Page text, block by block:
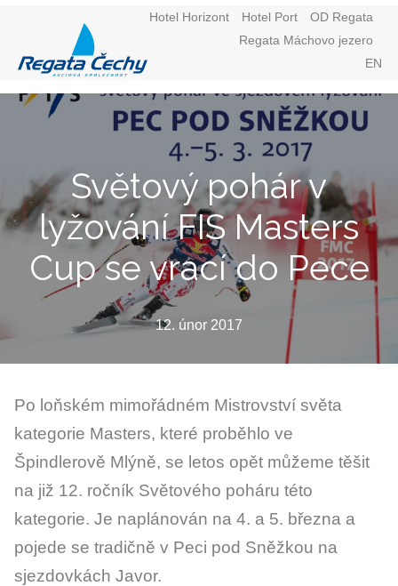
Hotel Horizont Hotel Port
OD Regata
Regata Máchovo jezero
CZ
EN
Menu
Světový pohár v
lyžování FIS Masters
Cup se vrací do Pece
12. únor 2017
Po loňském mimořádném Mistrovství světa
kategorie Masters, které proběhlo ve
Špindlerově Mlýně, se letos opět můžeme těšit
na již 12. ročník Světového poháru této
kategorie. Je naplánován na 4. a 5. března a
pojede se tradičně v Peci pod Sněžkou na
sjezdovkách Javor.